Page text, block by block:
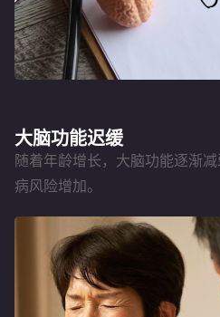
大脑功能迟缓
随着年龄增长，大脑功能逐渐
病风险增加。